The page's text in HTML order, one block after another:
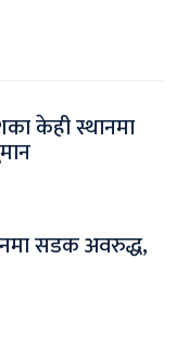
केही स्थानमा
सडक अवरुद्ध,